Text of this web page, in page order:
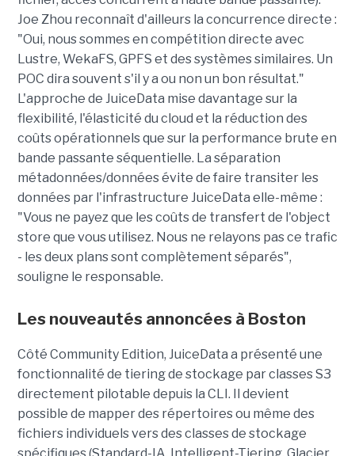
Joe Zhou reconnaît d'ailleurs la concurrence directe :
"Oui, nous sommes en compétition directe avec
Lustre, WekaFS, GPFS et des systèmes similaires. Un
POC dira souvent s'il y a ou non un bon résultat."
L'approche de JuiceData mise davantage sur la
flexibilité, l'élasticité du cloud et la réduction des
coûts opérationnels que sur la performance brute en
bande passante séquentielle. La séparation
métadonnées/données évite de faire transiter les
données par l'infrastructure JuiceData elle-même :
"Vous ne payez que les coûts de transfert de l'object
store que vous utilisez. Nous ne relayons pas ce trafic
- les deux plans sont complètement séparés",
souligne le responsable.
Les nouveautés annoncées à Boston
Côté Community Edition, JuiceData a présenté une
fonctionnalité de tiering de stockage par classes S3
directement pilotable depuis la CLI. Il devient
possible de mapper des répertoires ou même des
fichiers individuels vers des classes de stockage
spécifiques (Standard-IA, Intelligent-Tiering, Glacier